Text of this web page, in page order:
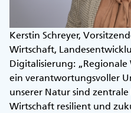
Kerstin Schreyer,
Wirtschaft,
Digitalisierung:
ein verantwortungsvoller
unserer Natur sind
Wirtschaft resilient und